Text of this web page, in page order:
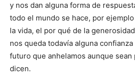
y nos dan alguna forma de
todo el mundo se hace, por
la vida, el por qué de la
nos queda todavía alguna
futuro que anhelamos aunque sean
dicen.